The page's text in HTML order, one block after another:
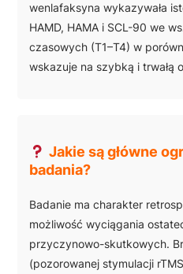
wenlafaksyna wykazywała
HAMD, HAMA i SCL-90 we
czasowych (T1–T4) w
wskazuje na szybką i trwałą
Jakie są główne
badania?
Badanie ma charakter
możliwość wyciągania
przyczynowo-skutkowych.
(pozorowanej stymulacji